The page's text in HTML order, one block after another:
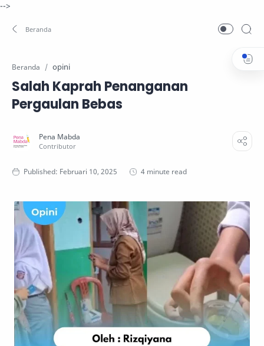
-->
Beranda opini
Salah Kaprah Penanganan
Pergaulan Bebas
4 minute read